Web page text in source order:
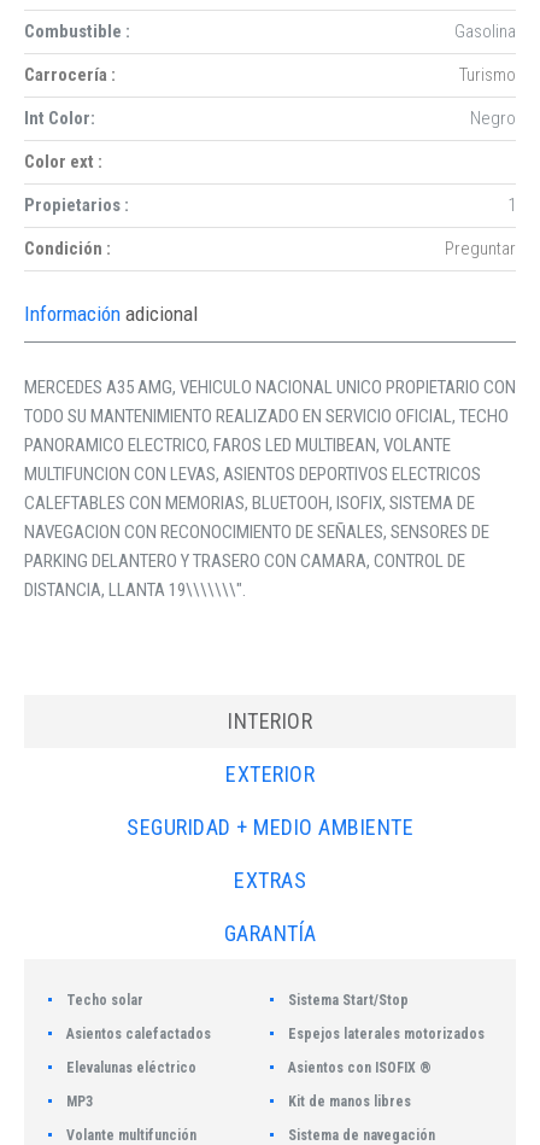
Combustible :
Gasolina
Carrocería :
Turismo
Int Color:
Negro
Color ext :
Propietarios :
1
Condición :
Preguntar
Información adicional
MERCEDES A35 AMG, VEHICULO NACIONAL UNICO PROPIETARIO CON
TODO SU MANTENIMIENTO REALIZADO EN SERVICIO OFICIAL, TECHO
PANORAMICO ELECTRICO, FAROS LED MULTIBEAN, VOLANTE
MULTIFUNCION CON LEVAS, ASIENTOS DEPORTIVOS ELECTRICOS
CALEFTABLES CON MEMORIAS, BLUETOOH, ISOFIX, SISTEMA DE
NAVEGACION CON RECONOCIMIENTO DE SEÑALES, SENSORES DE
PARKING DELANTERO Y TRASERO CON CAMARA, CONTROL DE
DISTANCIA, LLANTA 19\\\\\\\".
INTERIOR
EXTERIOR
SEGURIDAD + MEDIO AMBIENTE
EXTRAS
GARANTÍA
Techo solar
Sistema Start/Stop
Asientos calefactados
Espejos laterales motorizados
Elevalunas eléctrico
Asientos con ISOFIX ®
MP3
Kit de manos libres
Volante multifunción
Sistema de navegación